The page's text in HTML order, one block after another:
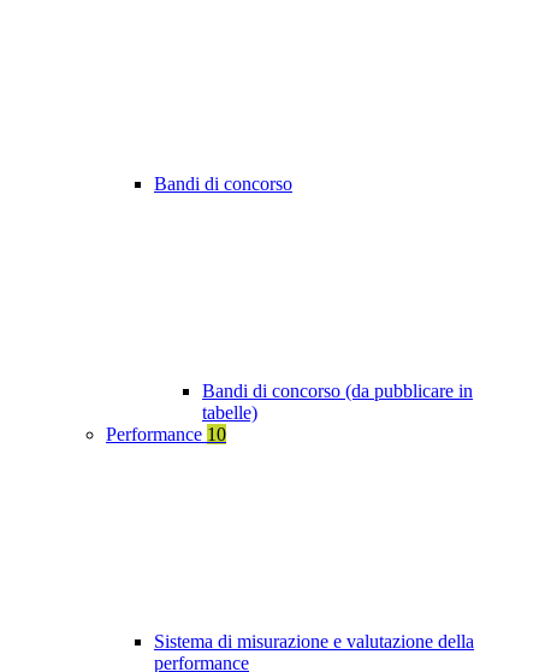
Bandi di concorso
Bandi di concorso (da pubblicare in
tabelle)
Performance 10
Sistema di misurazione e valutazione della
performance